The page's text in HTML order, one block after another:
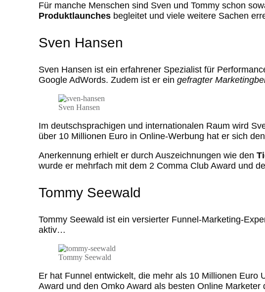
Für manche Menschen sind Sven und Tommy schon
Produktlaunches begleitet und viele weitere Sachen
Sven Hansen
Sven Hansen ist ein erfahrener Spezialist für
Google AdWords. Zudem ist er ein gefragter
Sven Hansen
Im deutschsprachigen und internationalen Raum wird
über 10 Millionen Euro in Online-Werbung hat er sich
Anerkennung erhielt er durch Auszeichnungen wie den
wurde er mehrfach mit dem 2 Comma Club Award und
Tommy Seewald
Tommy Seewald ist ein versierter Funnel-Marketing-
aktiv…
Tommy Seewald
Er hat Funnel entwickelt, die mehr als 10 Millionen
Award und den Omko Award als besten Online Marketer